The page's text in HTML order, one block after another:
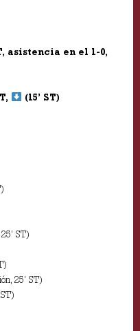
asistencia en el 1-0,
(15’ ST)
ST)
25’ ST)